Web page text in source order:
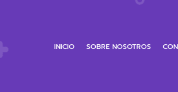
INICIO SOBRE NOSOTROS